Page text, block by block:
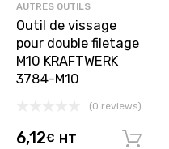
Ajouter au panier
AUTRES OUTILS
Outil de vissage
pour double filetage
M10 KRAFTWERK
3784-M10
(0 reviews)
6,12€ HT